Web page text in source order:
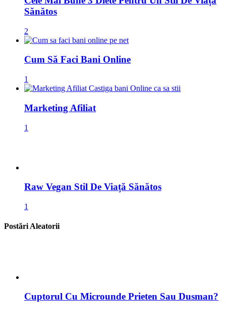
Sănătos
2
Cum Să Faci Bani Online
1
Marketing Afiliat
1
Raw Vegan Stil De Viață Sănătos
1
Postări Aleatorii
Cuptorul Cu Microunde Prieten Sau Dusman?